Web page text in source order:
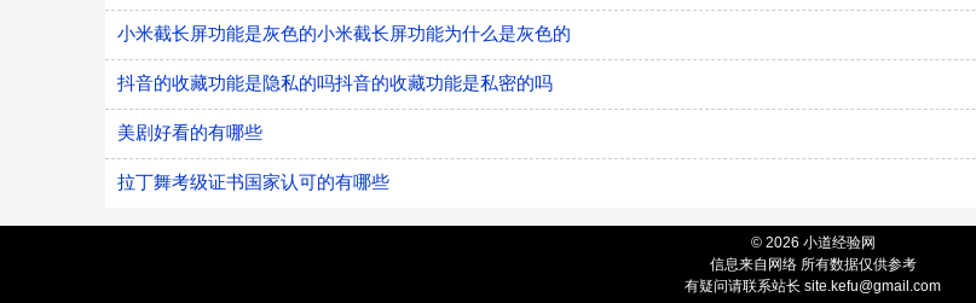
小米截长屏功能是灰色的小米截长屏功能为什么是灰色的
抖音的收藏功能是隐私的吗抖音的收藏功能是私密的吗
美剧好看的有哪些
拉丁舞考级证书国家认可的有哪些
© 2026 小道经验网
信息来自网络 所有数据仅供参考
有疑问请联系站长 site.kefu@gmail.com